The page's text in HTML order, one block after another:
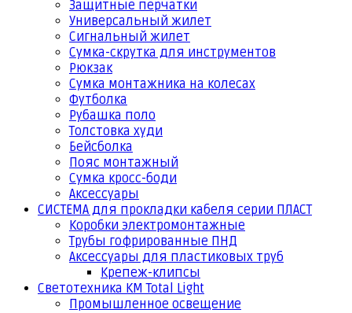
Защитные перчатки
Универсальный жилет
Сигнальный жилет
Сумка-скрутка для инструментов
Рюкзак
Сумка монтажника на колесах
Футболка
Рубашка поло
Толстовка худи
Бейсболка
Пояс монтажный
Сумка кросс-боди
Аксессуары
СИСТЕМА для прокладки кабеля серии ПЛАСТ
Коробки электромонтажные
Трубы гофрированные ПНД
Аксессуары для пластиковых труб
Крепеж-клипсы
Светотехника КМ Total Light
Промышленное освещение